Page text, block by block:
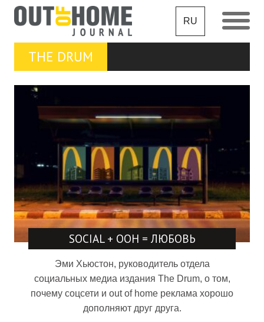
RU
THE DRUM
SOCIAL + OOH = ЛЮБОВЬ
Эми Хьюстон, руководитель отдела
социальных медиа издания The Drum, о том,
почему соцсети и out of home реклама хорошо
дополняют друг друга.